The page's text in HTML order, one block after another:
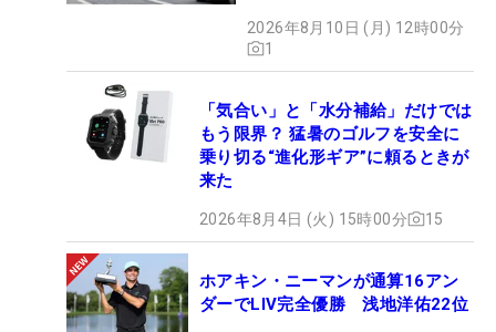
2026年8月10日 (月) 12時00分
1
「気合い」と「水分補給」だけでは
もう限界？ 猛暑のゴルフを安全に
乗り切る“進化形ギア”に頼るときが
来た
2026年8月4日 (火) 15時00分 15
ホアキン・ニーマンが通算16アン
ダーでLIV完全優勝 浅地洋佑22位